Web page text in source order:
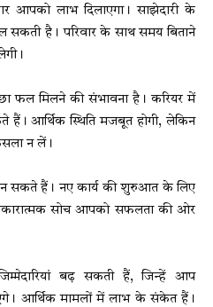
आपको लाभ दिलाएगा। साझेदारी के
सकती है। परिवार के साथ समय बिताने
फल मिलने की संभावना है। करियर में
आर्थिक स्थिति मजबूत होगी, लेकिन
न लें।
सकते हैं। नए कार्य की शुरुआत के लिए
सोच आपको सफलता की ओर
बढ़ सकती हैं, जिन्हें आप
आर्थिक मामलों में लाभ के संकेत हैं।